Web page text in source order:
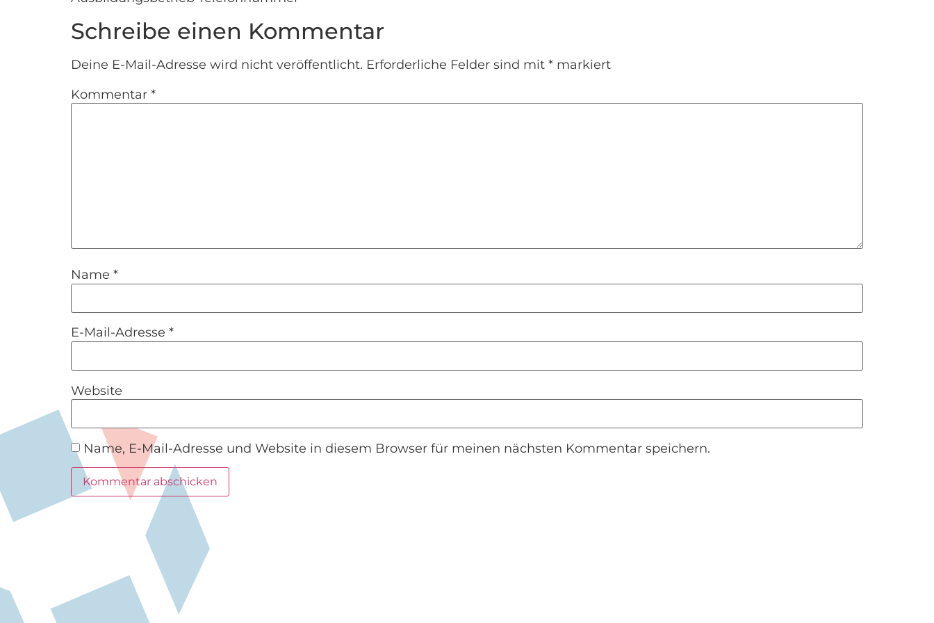
Schreibe einen Kommentar
Deine E-Mail-Adresse wird nicht veröffentlicht. Erforderliche Felder sind mit * markiert
Kommentar *
Name *
E-Mail-Adresse *
Website
Name, E-Mail-Adresse und Website in diesem Browser für meinen nächsten Kommentar speichern.